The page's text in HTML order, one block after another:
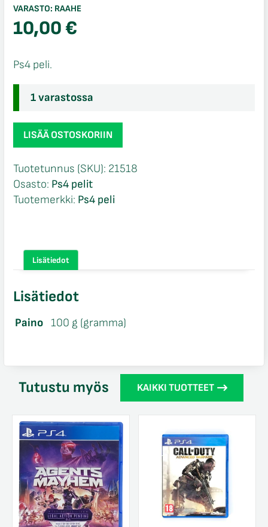
VARASTO: RAAHE
10,00€
Ps4 peli.
1 varastossa
Nhl
18
määrä
LISÄÄ OSTOSKORIIN
Tuotetunnus (SKU): 21518
Osasto: Ps4 pelit
Tuotemerkki: Ps4 peli
Lisätiedot
Lisätiedot
Paino 100 g (gramma)
Tutustu myös KAIKKI TUOTTEET